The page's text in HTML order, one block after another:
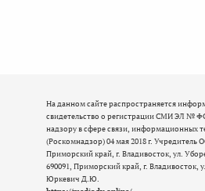
На данном сайте распространяется
свидетельство о регистрации СМИ ЭЛ №
надзору в сфере связи, информационных
(Роскомнадзор) 04 мая 2018 г.
Приморский край, г. Владивосток, ул.
690091, Приморский край, г. Владивосток,
Юркевич Д.Ю.